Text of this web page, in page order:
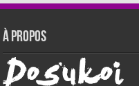
À propos